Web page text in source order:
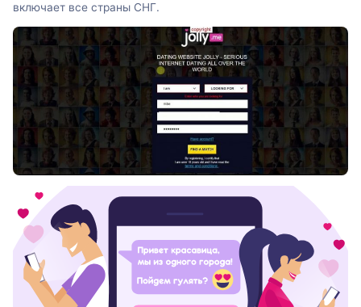
включает все страны СНГ.